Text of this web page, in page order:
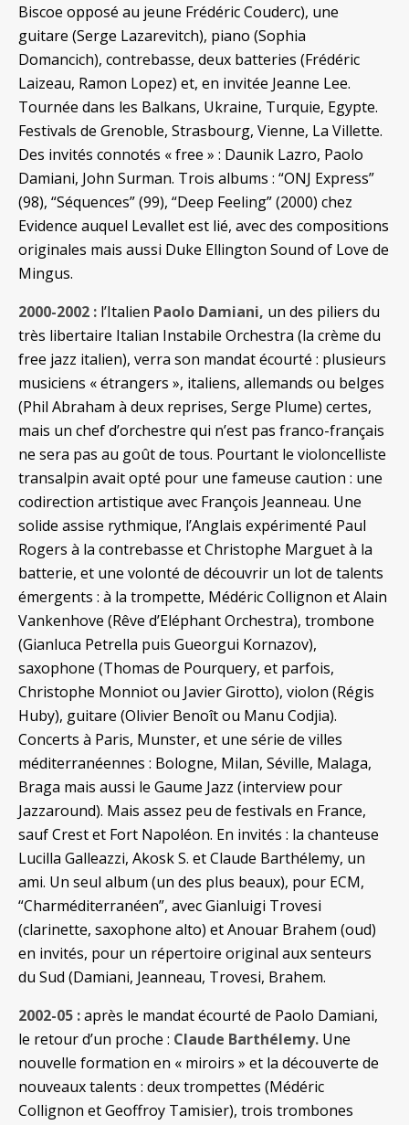
Biscoe opposé au jeune Frédéric Couderc), une
guitare (Serge Lazarevitch), piano (Sophia
Domancich), contrebasse, deux batteries (Frédéric
Laizeau, Ramon Lopez) et, en invitée Jeanne Lee.
Tournée dans les Balkans, Ukraine, Turquie, Egypte.
Festivals de Grenoble, Strasbourg, Vienne, La Villette.
Des invités connotés « free » : Daunik Lazro, Paolo
Damiani, John Surman. Trois albums : “ONJ Express”
(98), “Séquences” (99), “Deep Feeling” (2000) chez
Evidence auquel Levallet est lié, avec des compositions
originales mais aussi Duke Ellington Sound of Love de
Mingus.
2000-2002 : l’Italien Paolo Damiani, un des piliers du
très libertaire Italian Instabile Orchestra (la crème du
free jazz italien), verra son mandat écourté : plusieurs
musiciens « étrangers », italiens, allemands ou belges
(Phil Abraham à deux reprises, Serge Plume) certes,
mais un chef d’orchestre qui n’est pas franco-français
ne sera pas au goût de tous. Pourtant le violoncelliste
transalpin avait opté pour une fameuse caution : une
codirection artistique avec François Jeanneau. Une
solide assise rythmique, l’Anglais expérimenté Paul
Rogers à la contrebasse et Christophe Marguet à la
batterie, et une volonté de découvrir un lot de talents
émergents : à la trompette, Médéric Collignon et Alain
Vankenhove (Rêve d’Eléphant Orchestra), trombone
(Gianluca Petrella puis Gueorgui Kornazov),
saxophone (Thomas de Pourquery, et parfois,
Christophe Monniot ou Javier Girotto), violon (Régis
Huby), guitare (Olivier Benoît ou Manu Codjia).
Concerts à Paris, Munster, et une série de villes
méditerranéennes : Bologne, Milan, Séville, Malaga,
Braga mais aussi le Gaume Jazz (interview pour
Jazzaround). Mais assez peu de festivals en France,
sauf Crest et Fort Napoléon. En invités : la chanteuse
Lucilla Galleazzi, Akosk S. et Claude Barthélemy, un
ami. Un seul album (un des plus beaux), pour ECM,
“Charméditerranéen”, avec Gianluigi Trovesi
(clarinette, saxophone alto) et Anouar Brahem (oud)
en invités, pour un répertoire original aux senteurs
du Sud (Damiani, Jeanneau, Trovesi, Brahem.
2002-05 :après le mandat écourté de Paolo Damiani,
le retour d’un proche : Claude Barthélemy. Une
nouvelle formation en « miroirs » et la découverte de
nouveaux talents : deux trompettes (Médéric
Collignon et Geoffroy Tamisier), trois trombones